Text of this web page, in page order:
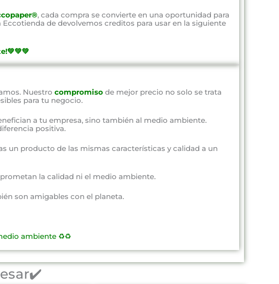
, cada compra se convierte en una oportunidad para
de devolvemos creditos para usar en la siguiente
Nuestro compromiso de mejor precio no solo se trata
para tu negocio.
a tu empresa, sino también al medio ambiente.
positiva.
un producto de las mismas características y calidad a un
la calidad ni el medio ambiente.
son amigables con el planeta.
ambiente ♻️♻️